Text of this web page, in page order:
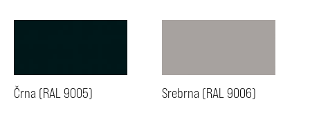
Črna (RAL 9005) Srebrna (RAL 9006)